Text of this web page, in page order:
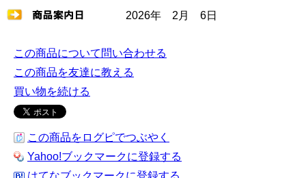
2026年 2月 6日
この商品について問い合わせる
この商品を友達に教える
買い物を続ける
この商品をログピでつぶやく
Yahoo!ブックマークに登録する
はてなブックマークに登録する